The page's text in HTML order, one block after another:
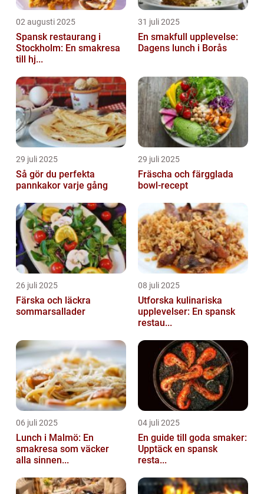
02 augusti 2025
Spansk restaurang i
Stockholm: En smakresa
till hj...
31 juli 2025
En smakfull upplevelse:
Dagens lunch i Borås
29 juli 2025
Så gör du perfekta
pannkakor varje gång
29 juli 2025
Fräscha och färgglada
bowl-recept
26 juli 2025
Färska och läckra
sommarsallader
08 juli 2025
Utforska kulinariska
upplevelser: En spansk
restau...
06 juli 2025
Lunch i Malmö: En
smakresa som väcker
alla sinnen...
04 juli 2025
En guide till goda smaker:
Upptäck en spansk
resta...